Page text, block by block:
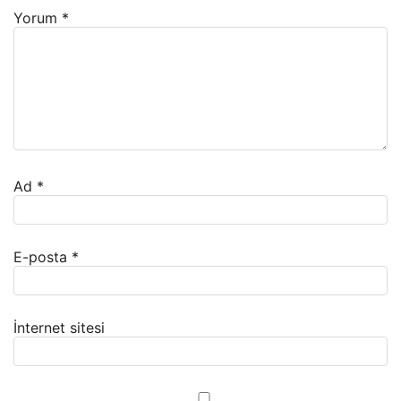
Yorum *
Ad *
E-posta *
İnternet sitesi